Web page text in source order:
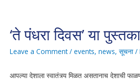
‘ते पंधरा दिवस’ या
Leave a Comment / events, news, सूचना/
आपल्या देशाला स्वातंत्र्य मिळत असतानाच देशाची